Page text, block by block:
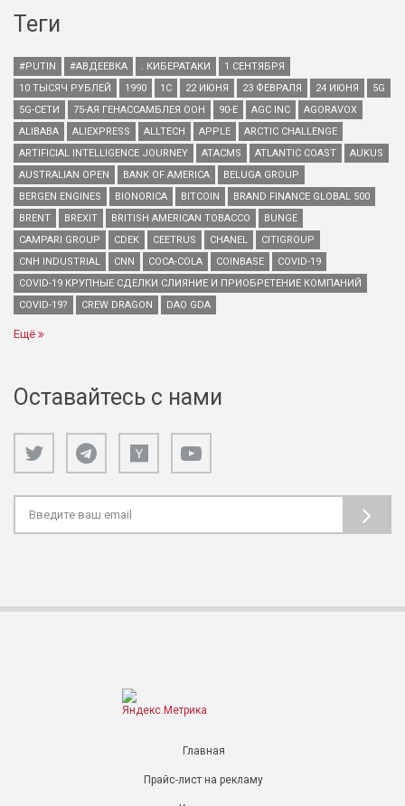
Теги
#PUTIN #АВДЕЕВКА . КИБЕРАТАКИ
1 СЕНТЯБРЯ
10 ТЫСЯЧ РУБЛЕЙ
1990 1С 22 ИЮНЯ 23 ФЕВРАЛЯ 24 ИЮНЯ
5G
5G-СЕТИ
75-АЯ ГЕНАССАМБЛЕЯ ООН 90-Е AGC INC
AGORAVOX
ALIBABA
ALIEXPRESS ALLTECH APPLE
ARCTIC CHALLENGE
ARTIFICIAL INTELLIGENCE JOURNEY
ATACMS ATLANTIC COAST
AUKUS
AUSTRALIAN OPEN
BANK OF AMERICA
BELUGA GROUP
BERGEN ENGINES
BIONORICA BITCOIN
BRAND FINANCE GLOBAL 500
BRENT
BREXIT BRITISH AMERICAN TOBACCO
BUNGE
CAMPARI GROUP
CDEK CEETRUS CHANEL
CITIGROUP
CNH INDUSTRIAL
CNN COCA-COLA COINBASE
COVID-19
COVID-19 КРУПНЫЕ СДЕЛКИ СЛИЯНИЕ И ПРИОБРЕТЕНИЕ КОМПАНИЙ
COVID-19?
CREW DRAGON DAO GDA
Ещё
Оставайтесь с нами
Главная
Прайс-лист на рекламу